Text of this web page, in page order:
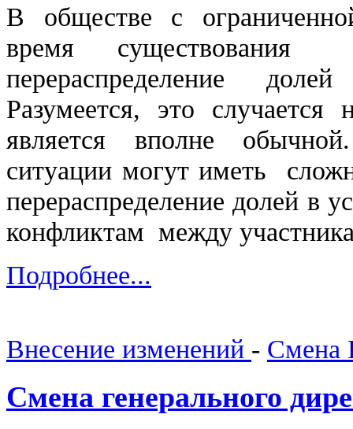
В обществе с
время
перераспределение
Разумеется, это
является вполне
ситуации могут иметь
перераспределение долей в
конфликтам между
Подробнее...
Внесение изменений - Смена
Смена генерального